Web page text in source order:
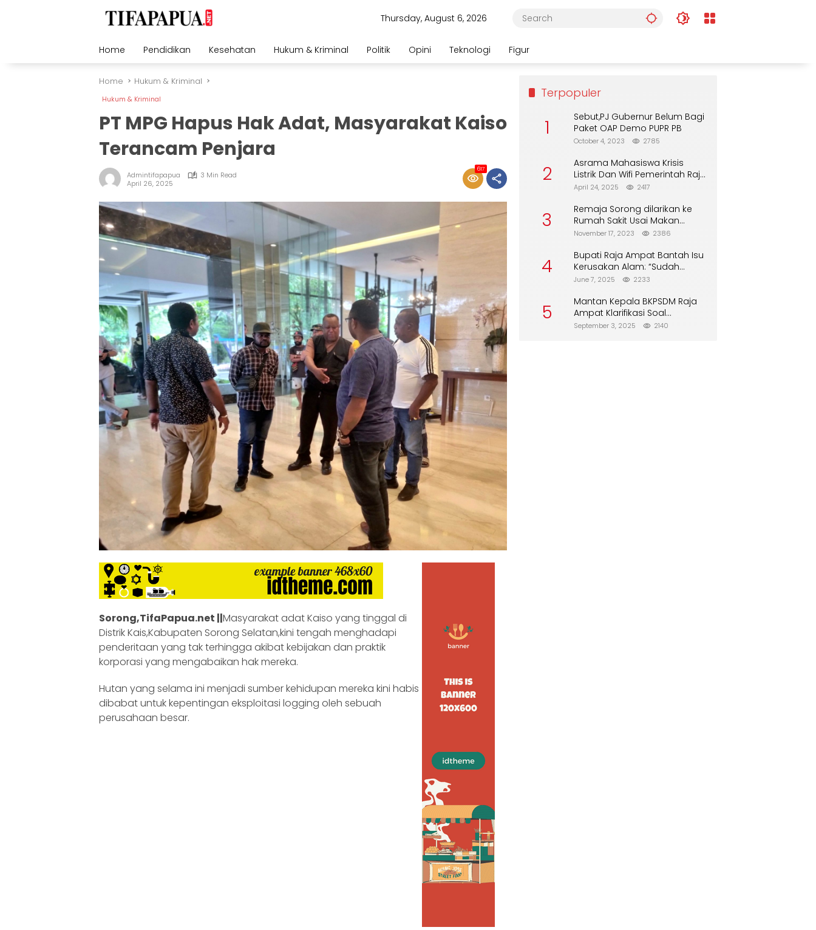
Thursday, August 6, 2026
Home Pendidikan Kesehatan Hukum & Kriminal Politik Opini Teknologi Figur
Home Hukum & Kriminal
Hukum & Kriminal
PT MPG Hapus Hak Adat, Masyarakat Kaiso
Terancam Penjara
Admintifapapua
3 Min Read
April 26, 2025
617
Sorong,TifaPapua.net ||Masyarakat adat Kaiso yang tinggal di
Distrik Kais,Kabupaten Sorong Selatan,kini tengah menghadapi
penderitaan yang tak terhingga akibat kebijakan dan praktik
korporasi yang mengabaikan hak mereka.
Hutan yang selama ini menjadi sumber kehidupan mereka kini habis
dibabat untuk kepentingan eksploitasi logging oleh sebuah
perusahaan besar.
Terpopuler
1
Sebut,PJ Gubernur Belum Bagi
Paket OAP Demo PUPR PB
October 4, 2023 2785
2
Asrama Mahasiswa Krisis
Listrik Dan Wifi Pemerintah Raja
Ampat Alasan Tunggu DPA
April 24, 2025 2417
3
Remaja Sorong dilarikan ke
Rumah Sakit Usai Makan
Biskuit dari Alfamart
November 17, 2023 2386
4
Bupati Raja Ampat Bantah Isu
Kerusakan Alam: “Sudah
Direboisasi dan Tidak Merusak
June 7, 2025 2233
5
Mantan Kepala BKPSDM Raja
Ampat Klarifikasi Soal
Pergantian Jabatan
September 3, 2025 2140